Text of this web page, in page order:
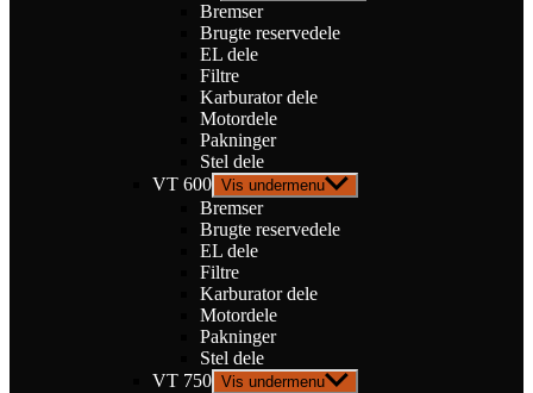
Bremser
Brugte reservedele
EL dele
Filtre
Karburator dele
Motordele
Pakninger
Stel dele
VT 600 Vis undermenu
Bremser
Brugte reservedele
EL dele
Filtre
Karburator dele
Motordele
Pakninger
Stel dele
VT 750 Vis undermenu